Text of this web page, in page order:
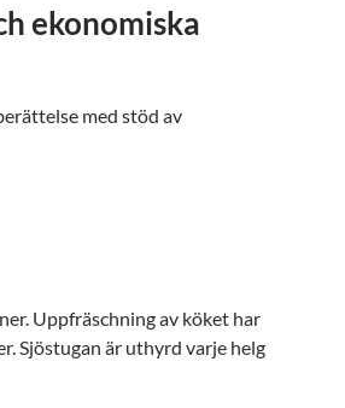
ekonomiska
med stöd av
Uppfräschning av köket har
Sjöstugan är uthyrd varje helg